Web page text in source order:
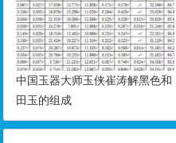
中国玉器大师玉侠崔涛解黑色和
田玉的组成